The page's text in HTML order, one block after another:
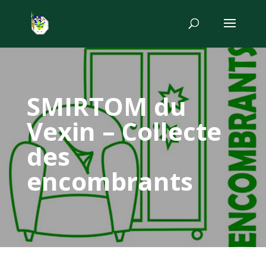
SMIRTOM du
Vexin – Collecte
des
encombrants